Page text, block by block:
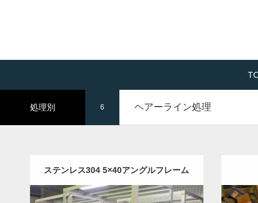
処理別 6 ヘアーライン処理
ステンレス304 5×40アングルフレーム